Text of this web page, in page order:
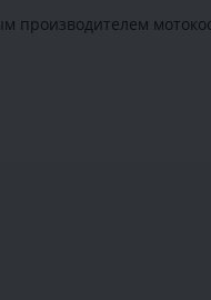
производителем